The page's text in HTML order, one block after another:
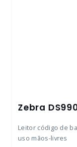
Zebra
Leitor código de
uso mãos-livres